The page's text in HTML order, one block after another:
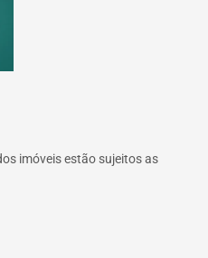
imóveis estão sujeitos as